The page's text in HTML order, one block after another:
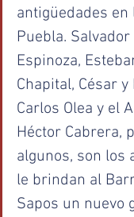
antigüedades en
Puebla.
Espinoza,
Chapital, César y
Carlos Olea y el
Héctor Cabrera,
algunos, son los
le brindan al
Sapos un nuevo